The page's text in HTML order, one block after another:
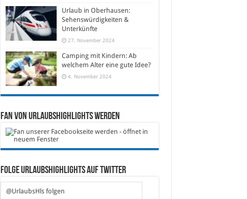
Urlaub in Oberhausen:
Sehenswürdigkeiten &
Unterkünfte
27. November 2024
Camping mit Kindern: Ab
welchem Alter eine gute Idee?
4. November 2024
Fan von Urlaubshighlights werden
Folge Urlaubshighlights auf Twitter
@UrlaubsHls folgen